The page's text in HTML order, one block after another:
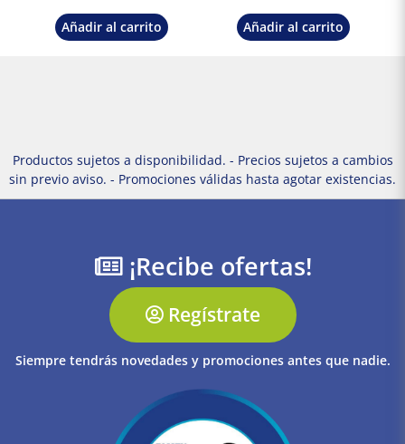
Añadir al carrito Añadir al carrito
Productos sujetos a disponibilidad. - Precios sujetos a cambios
sin previo aviso. - Promociones válidas hasta agotar existencias.
¡Recibe ofertas!
Regístrate
Siempre tendrás novedades y promociones antes que nadie.